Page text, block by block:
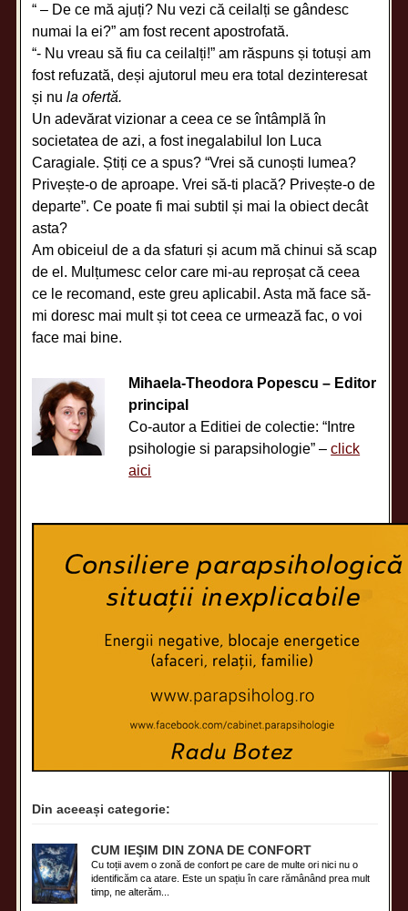
“ – De ce mă ajuți? Nu vezi că ceilalți se gândesc
numai la ei?” am fost recent apostrofată.
“- Nu vreau să fiu ca ceilalți!” am răspuns și totuși am
fost refuzată, deși ajutorul meu era total dezinteresat
și nula ofertă.
Un adevărat vizionar a ceea ce se întâmplă în
societatea de azi, a fost inegalabilul Ion Luca
Caragiale. Știți ce a spus? “Vrei să cunoști lumea?
Privește-o de aproape. Vrei să-ti placă? Privește-o de
departe”. Ce poate fi mai subtil și mai la obiect decât
asta?
Am obiceiul de a da sfaturi și acum mă chinui să scap
de el. Mulțumesc celor care mi-au reproșat că ceea
ce le recomand, este greu aplicabil. Asta mă face să-
mi doresc mai mult și tot ceea ce urmează fac, o voi
face mai bine.
Mihaela-Theodora Popescu – Editor
principal
Co-autor a Editiei de colectie: “Intre
psihologie si parapsihologie” –click
aici
Din aceeași categorie:
CUM IEŞIM DIN ZONA DE CONFORT
Cu toții avem o zonă de confort pe care de multe ori nici nu o
identificăm ca atare. Este un spațiu în care rămânând prea mult
timp, ne alterăm...